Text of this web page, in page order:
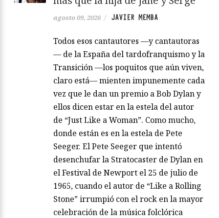
agosto 09, 2026 / JAVIER MEMBA
Todos esos cantautores —y cantautoras
— de la España del tardofranquismo y la
Transición —los poquitos que aún viven,
claro está— mienten impunemente cada
vez que le dan un premio a Bob Dylan y
ellos dicen estar en la estela del autor
de “Just Like a Woman”. Como mucho,
donde están es en la estela de Pete
Seeger. El Pete Seeger que intentó
desenchufar la Stratocaster de Dylan en
el Festival de Newport el 25 de julio de
1965, cuando el autor de “Like a Rolling
Stone” irrumpió con el rock en la mayor
celebración de la música folclórica